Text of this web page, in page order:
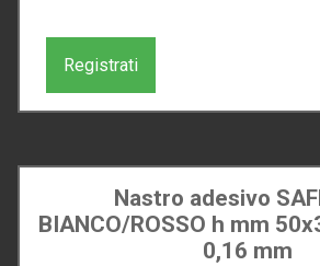
Registrati
Nastro adesivo
BIANCO/ROSSO h mm
0,16 mm